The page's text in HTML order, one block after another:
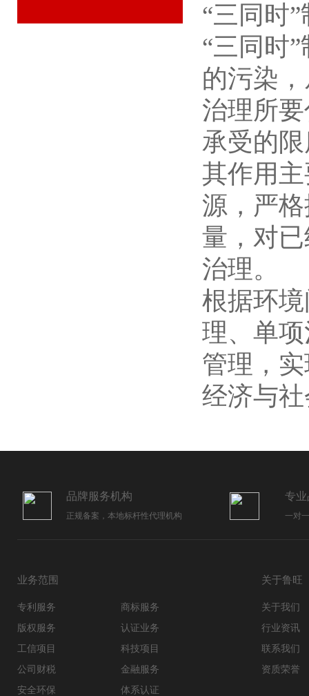
“三同时
“三同时
的污染
治理所
承受的
其作用
源，严
量，对
治理。
根据环
理、单
管理，
经济与
品牌服务机构
正规备案，本地标杆性代理机构
专
一对
业务范围 关于鲁旺
专利服务
商标服务
版权服务
认证业务
工信项目
科技项目
公司财税
金融服务
安全环保
体系认证
关于我们
行业资讯
联系我们
资质荣誉